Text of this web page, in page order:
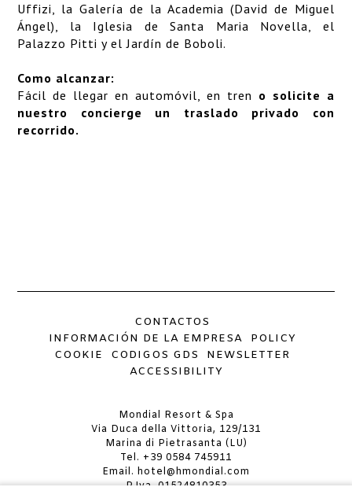
Uffizi, la Galería de la Academia (David de Miguel
Ángel), la Iglesia de Santa Maria Novella, el
Palazzo Pitti y el Jardín de Boboli.
Como alcanzar:
Fácil de llegar en automóvil, en tren o solicite a
nuestro concierge un traslado privado con
recorrido.
CONTACTOS
INFORMACIÓN DE LA EMPRESA
POLICY
COOKIE
CODIGOS GDS
NEWSLETTER
ACCESSIBILITY
Mondial Resort & Spa
Via Duca della Vittoria, 129/131
Marina di Pietrasanta (LU)
Tel. +39 0584 745911
Email. hotel@hmondial.com